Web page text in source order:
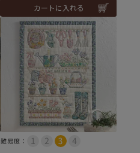
カートに入れる
難易度：